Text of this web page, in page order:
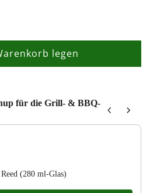
legen
L
e
für die Grill- & BBQ-
to navigate through product
(280 ml-Glas)